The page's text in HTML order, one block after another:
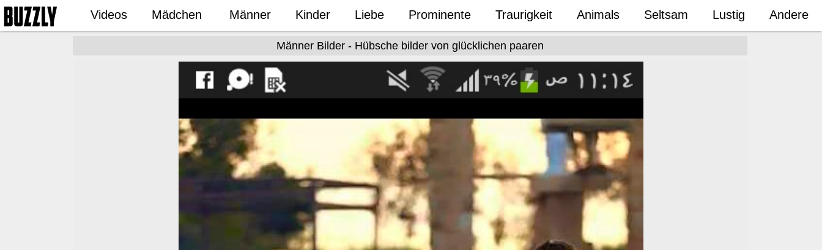
Videos Mädchen Männer Kinder Liebe Prominente Traurigkeit Animals Seltsam Lustig Andere
Männer Bilder - Hübsche bilder von glücklichen paaren